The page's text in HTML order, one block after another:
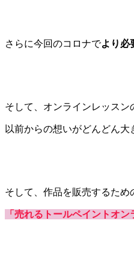
さらに今回のコロナでより必
そして、オンラインレッスン
以前からの想いがどんどん大
そして、作品を販売するため
「売れるトールペイントオン